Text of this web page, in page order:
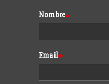
Formulario
Nombre
Email